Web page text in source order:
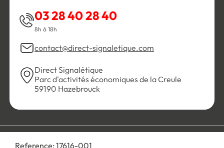
Reference: 17616-001
03 28 40 28 40
8h à 18h
contact@direct-signaletique.com
Direct Signalétique
Parc d'activités économiques de la Creule
59190 Hazebrouck